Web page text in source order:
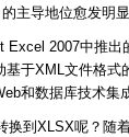
的主导地位愈发明显
Excel 2007中推出
于XML文件格式
和数据库技术集
换到XLSX呢？随